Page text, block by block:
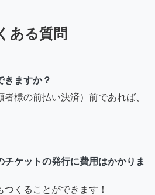
ある質問
きますか？
様の前払い決済）前であれば、
ケットの発行に費用はかかりま
くることができます！